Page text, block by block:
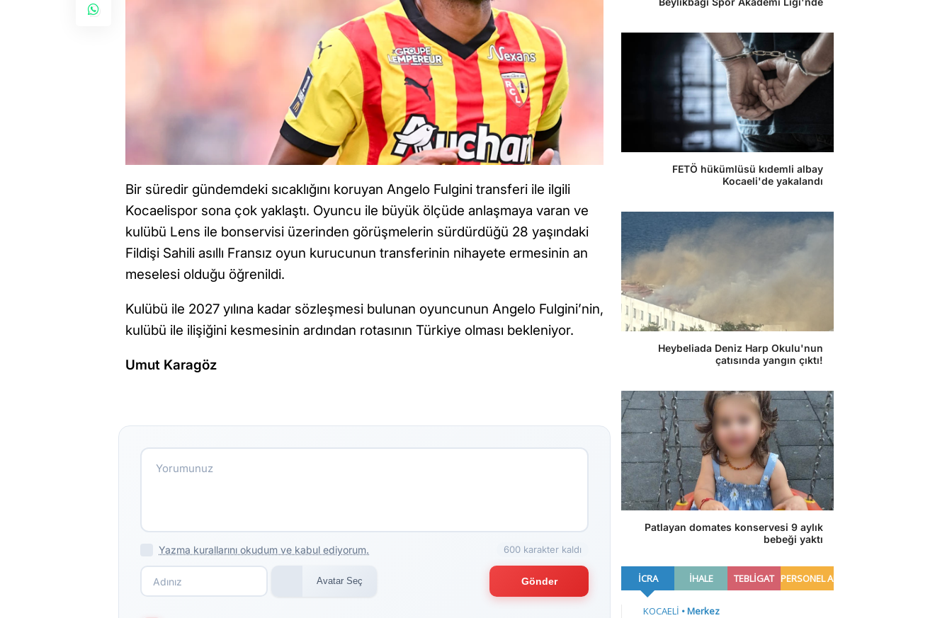
Bir süredir gündemdeki sıcaklığını koruyan Angelo Fulgini transferi ile ilgili
Kocaelispor sona çok yaklaştı. Oyuncu ile büyük ölçüde anlaşmaya varan ve
kulübü Lens ile bonservisi üzerinden görüşmelerin sürdürdüğü 28 yaşındaki
Fildişi Sahili asıllı Fransız oyun kurucunun transferinin nihayete ermesinin an
meselesi olduğu öğrenildi.
Kulübü ile 2027 yılına kadar sözleşmesi bulunan oyuncunun Angelo Fulgini’nin,
kulübü ile ilişiğini kesmesinin ardından rotasının Türkiye olması bekleniyor.
Umut Karagöz
Yazma kurallarını okudum ve kabul ediyorum. 600 karakter kaldı
Avatar Seç Gönder
FETÖ hükümlüsü kıdemli albay
Kocaeli'de yakalandı
Heybeliada Deniz Harp Okulu'nun
çatısında yangın çıktı!
Patlayan domates konservesi 9 aylık
bebeği yaktı